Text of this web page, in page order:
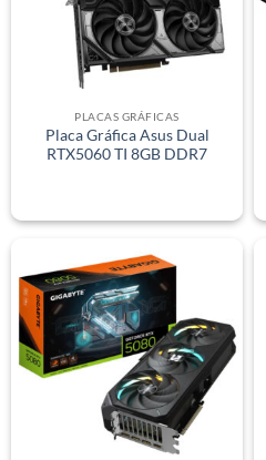
PLACAS GRÁFICAS
Placa Gráfica Asus Dual
RTX5060 TI 8GB DDR7